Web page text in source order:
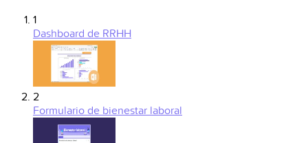
1
Dashboard de RRHH
2
Formulario de bienestar laboral